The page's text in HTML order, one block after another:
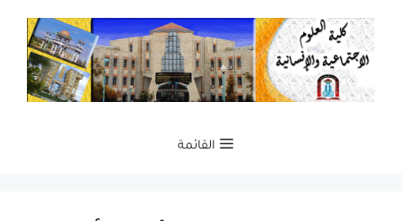
المحتوى
القائمة